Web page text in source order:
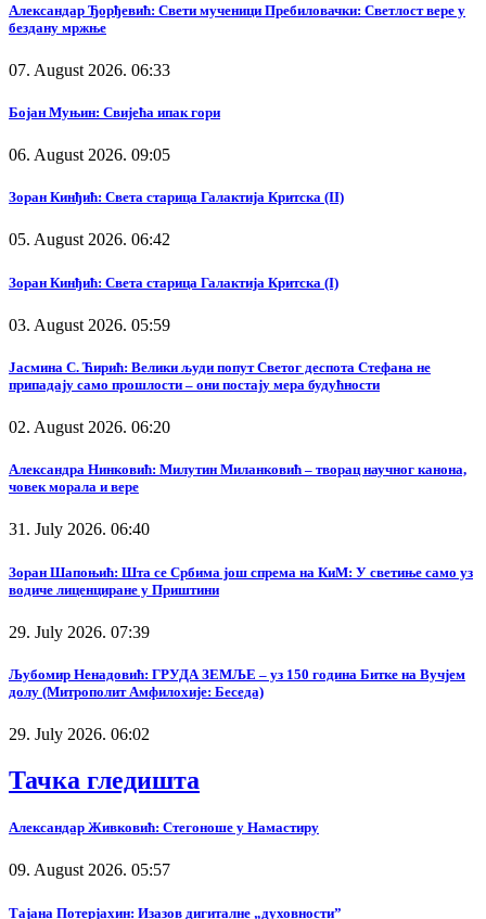
Александар Ђорђевић: Свети мученици Пребиловачки: Светлост вере у
бездану мржње
07. August 2026. 06:33
Бојан Муњин: Свијећа ипак гори
06. August 2026. 09:05
Зоран Кинђић: Света старица Галактија Критска (II)
05. August 2026. 06:42
Зоран Кинђић: Света старица Галактија Критска (I)
03. August 2026. 05:59
Јасмина С. Ћирић: Велики људи попут Светог деспота Стефана не
припадају само прошлости – они постају мера будућности
02. August 2026. 06:20
Александра Нинковић: Милутин Миланковић – творац научног канона,
човек морала и вере
31. July 2026. 06:40
Зоран Шапоњић: Шта се Србима још спрема на КиМ: У светиње само уз
водиче лиценциране у Приштини
29. July 2026. 07:39
Љубомир Ненадовић: ГРУДА ЗЕМЉЕ – уз 150 година Битке на Вучјем
долу (Митрополит Амфилохије: Беседа)
29. July 2026. 06:02
Тачка гледишта
Александар Живковић: Стегоноше у Намастиру
09. August 2026. 05:57
Тајана Потерјахин: Изазов дигиталне „духовности”